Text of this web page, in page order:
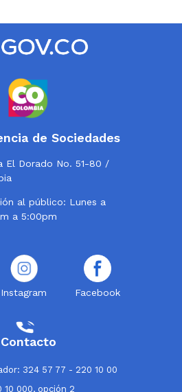
de Sociedades
El Dorado No. 51-80 /
al público: Lunes a
a 5:00pm
Instagram Facebook
Contacto
324 57 77 - 220 10 00
10 000, opción 2